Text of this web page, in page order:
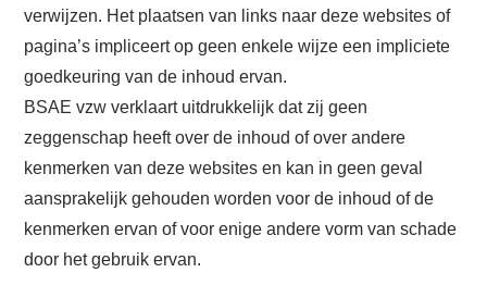
verwijzen. Het plaatsen van links naar deze websites of
pagina’s impliceert op geen enkele wijze een impliciete
goedkeuring van de inhoud ervan.
BSAE vzw verklaart uitdrukkelijk dat zij geen
zeggenschap heeft over de inhoud of over andere
kenmerken van deze websites en kan in geen geval
aansprakelijk gehouden worden voor de inhoud of de
kenmerken ervan of voor enige andere vorm van schade
door het gebruik ervan.